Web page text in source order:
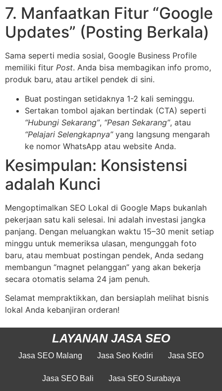
7. Manfaatkan Fitur “Google
Updates” (Posting Berkala)
Sama seperti media sosial, Google Business Profile
memiliki fitur Post. Anda bisa membagikan info promo,
produk baru, atau artikel pendek di sini.
Buat postingan setidaknya 1-2 kali seminggu.
Sertakan tombol ajakan bertindak (CTA) seperti
“Hubungi Sekarang”, “Pesan Sekarang”, atau
“Pelajari Selengkapnya”yang langsung mengarah
ke nomor WhatsApp atau website Anda.
Kesimpulan: Konsistensi
adalah Kunci
Mengoptimalkan SEO Lokal di Google Maps bukanlah
pekerjaan satu kali selesai. Ini adalah investasi jangka
panjang. Dengan meluangkan waktu 15–30 menit setiap
minggu untuk memeriksa ulasan, mengunggah foto
baru, atau membuat postingan pendek, Anda sedang
membangun “magnet pelanggan” yang akan bekerja
secara otomatis selama 24 jam penuh.
Selamat mempraktikkan, dan bersiaplah melihat bisnis
lokal Anda kebanjiran orderan!
LAYANAN JASA SEO
Jasa SEO Malang Jasa Seo Kediri Jasa SEO
Jasa SEO Bali Jasa SEO Surabaya